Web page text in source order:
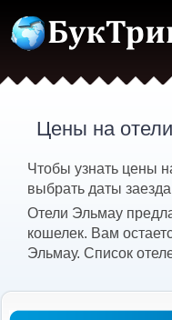
Цены на
Чтобы узнать цены
выбрать даты
Отели Эльмау
кошелек. Вам
Эльмау. Список